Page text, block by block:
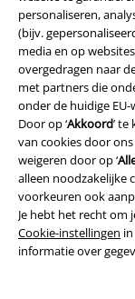
personaliseren,
(bijv.
media en op
overgedragen naar
met partners die
onder de huidige
Door op ‘Akkoord’
van cookies door
weigeren door op ‘
alleen noodzakelijke
voorkeuren ook
Je hebt het recht
Cookie-instellingen
informatie over
Algemene
Bedrijfsgegevens
Privacyverklaring
Verklaring van
Informatie over
Cookie-instellingen
Annuleer bestelling